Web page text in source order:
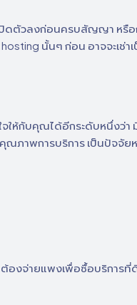
ปิดตัวลงก่อนครบสัญญา หรื
นั้นๆ ก่อน อาจจะเช่า
ให้กับคุณได้อีกระดับหนึ่งว่า
ณภาพการบริการ เป็นปัจจั
องจ่ายแพงเพื่อซื้อบริการที่